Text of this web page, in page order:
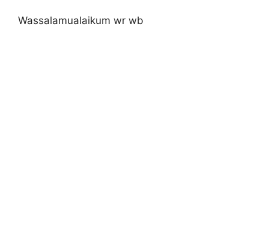
Wassalamualaikum wr wb